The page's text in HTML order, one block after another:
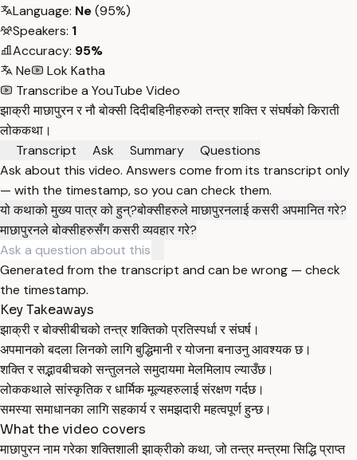
Language: Ne(95%)
Speakers: 1
Accuracy: 95%
Ne
Lok Katha
Transcribe a YouTube Video
झाक्री माछापुरन र नौ बोक्सी दिदीबहिनीहरुको तन्त्र शक्ति र संघर्षको किराती
लोककथा।
Transcript
Ask Summary
Questions
Ask about this video. Answers come from its transcript only
— with the timestamp, so you can check them.
यो कथाको मुख्य पात्र को हुन्?बोक्सीहरुले माछापुरनलाई कसरी अपमानित गरे?
माछापुरनले बोक्सीहरुसँग कसरी व्यवहार गरे?
Generated from the transcript and can be wrong — check
the timestamp.
Key Takeaways
झाक्री र बोक्सीबीचको तन्त्र शक्तिको प्रतिस्पर्धा र संघर्ष।
अपमानको बदला लिनको लागि बुद्धिमानी र योजना बनाउनु आवश्यक छ।
शक्ति र सद्भावबीचको सन्तुलनले समुदायमा मेलमिलाप ल्याउँछ।
लोककथाले सांस्कृतिक र धार्मिक मूल्यहरुलाई संरक्षण गर्दछ।
समस्या समाधानका लागि सहकार्य र समझदारी महत्वपूर्ण हुन्छ।
What the video covers
माछापुरन नाम गरेका शक्तिशाली झाक्रीको कथा, जो तन्त्र मन्त्रमा सिद्धि प्राप्त